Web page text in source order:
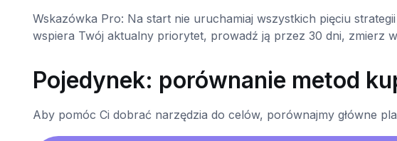
Wskazówka Pro: Na start nie uruchamiaj wszystkich pięciu
wspiera Twój aktualny priorytet, prowadź ją przez 30 dni, zmierz
Pojedynek: porównanie metod
Aby pomóc Ci dobrać narzędzia do celów, porównajmy główne